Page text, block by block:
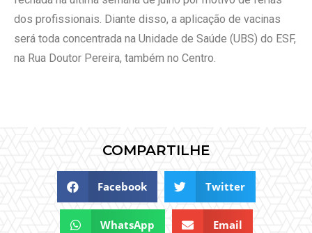
dos profissionais. Diante disso, a aplicação de vacinas
será toda concentrada na Unidade de Saúde (UBS) do ESF,
na Rua Doutor Pereira, também no Centro.
COMPARTILHE
Facebook Twitter
WhatsApp Email